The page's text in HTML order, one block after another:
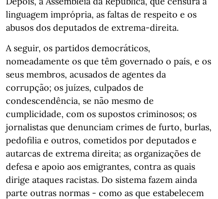
linguagem imprópria, as faltas de respeito e os
abusos dos deputados de extrema-direita.
A seguir, os partidos democráticos,
nomeadamente os que têm governado o país, e os
seus membros, acusados de agentes da
corrupção; os juízes, culpados de
condescendência, se não mesmo de
cumplicidade, com os supostos criminosos; os
jornalistas que denunciam crimes de furto, burlas,
pedofilia e outros, cometidos por deputados e
autarcas de extrema direita; as organizações de
defesa e apoio aos emigrantes, contra as quais
dirige ataques racistas. Do sistema fazem ainda
parte outras normas - como as que estabelecem